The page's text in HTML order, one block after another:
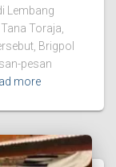
Lembang
Toraja,
Brigpol
pesan
more